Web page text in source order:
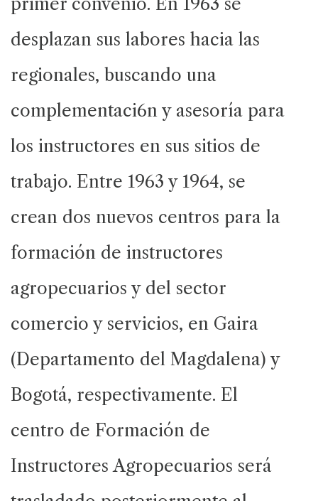
desplazan sus labores hacia las
regionales, buscando una
complementaci6n y asesoría para
los instructores en sus sitios de
trabajo. Entre 1963 y 1964, se
crean dos nuevos centros para la
formación de instructores
agropecuarios y del sector
comercio y servicios, en Gaira
(Departamento del Magdalena) y
Bogotá, respectivamente. El
centro de Formación de
Instructores Agropecuarios será